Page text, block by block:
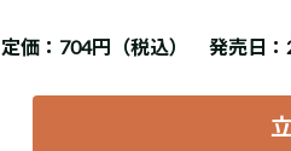
定価： 704円（税込） 発売日：